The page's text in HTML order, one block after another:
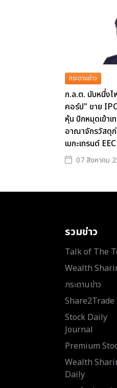
กระดานข่าว
ก.ล.ต. นับหนึ่ง
คอร์ป" ขาย
หุ้น ปักหมุดเข้า
อาณาจักรวัสดุ
เมกะเทรนด์ EEC
07 สิงหาคม
รวมข่าว
Talk of The
Wealth
กระดานข่าว
Stock Daily
Journal
Premium
Wealth
Daily